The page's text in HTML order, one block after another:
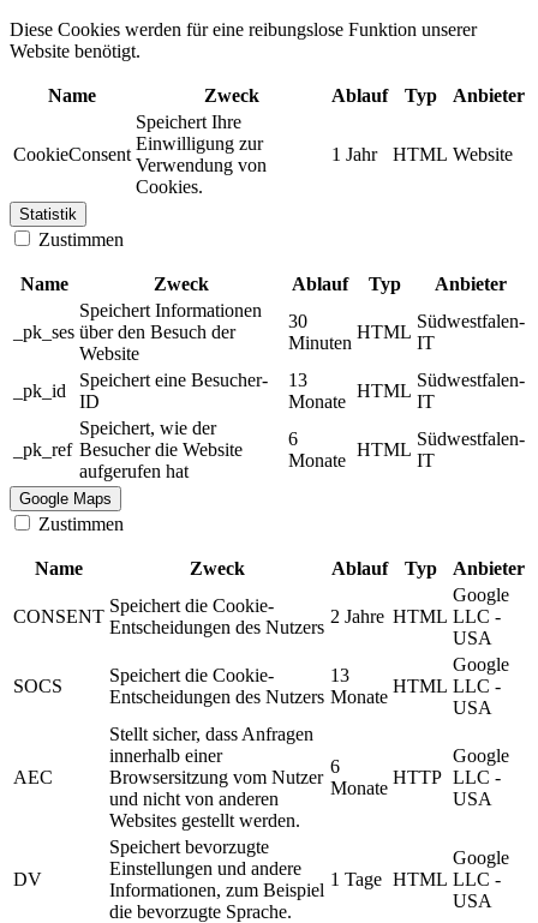
Diese Cookies werden für eine reibungslose Funktion unserer
Website benötigt.
Name Zweck Ablauf Typ Anbieter
CookieConsent
Speichert Ihre
Einwilligung zur
Verwendung von
Cookies.
1 Jahr HTML Website
Statistik
Zustimmen
Name Zweck Ablauf Typ Anbieter
_pk_ses
Speichert Informationen
über den Besuch der
Website
30
Minuten
HTML
Südwestfalen-
IT
_pk_id
Speichert eine Besucher-
ID
13
Monate
HTML
Südwestfalen-
IT
_pk_ref
Speichert, wie der
Besucher die Website
aufgerufen hat
6
Monate
HTML
Südwestfalen-
IT
Google Maps
Zustimmen
Name Zweck Ablauf Typ Anbieter
CONSENT
Speichert die Cookie-
Entscheidungen des Nutzers
2 Jahre HTML
Google
LLC -
USA
SOCS
Speichert die Cookie-
Entscheidungen des Nutzers
13
Monate
HTML
Google
LLC -
USA
AEC
Stellt sicher, dass Anfragen
innerhalb einer
Browsersitzung vom Nutzer
und nicht von anderen
Websites gestellt werden.
6
Monate
HTTP
Google
LLC -
USA
DV
Speichert bevorzugte
Einstellungen und andere
Informationen, zum Beispiel
die bevorzugte Sprache.
1 Tage HTML
Google
LLC -
USA